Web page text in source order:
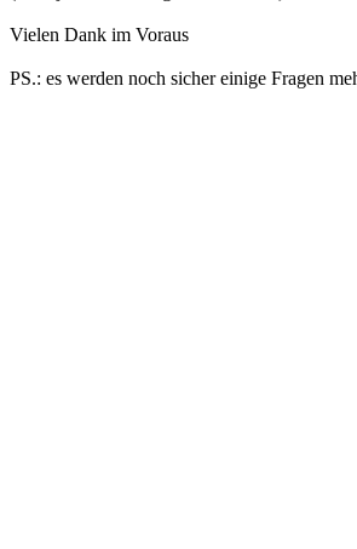
Vielen Dank im Voraus
PS.: es werden noch sicher einige Fragen